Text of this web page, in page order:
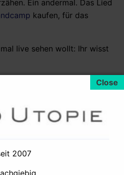
Ein andermal. Das Lied
kaufen, für das
live sehen wollt: Ihr wisst
18. Januar 2022
2007